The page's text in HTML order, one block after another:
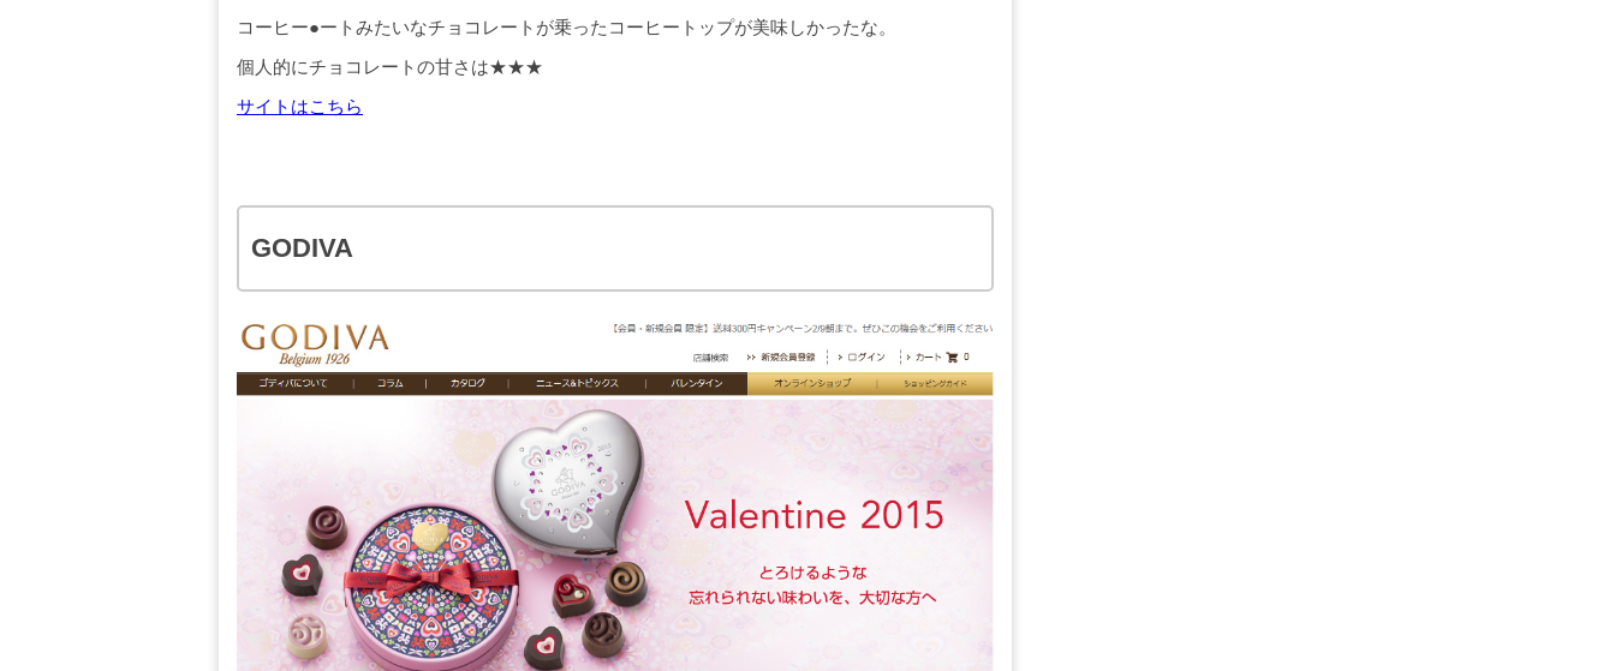
コーヒー●ートみたいなチョコレートが乗ったコーヒートップが美味しかったな。
個人的にチョコレートの甘さは★★★
サイトはこちら
GODIVA